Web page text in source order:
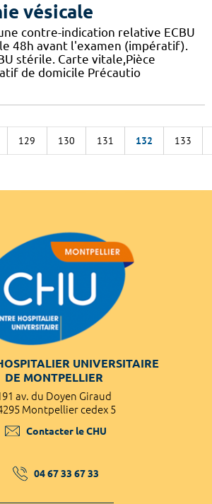
vésicale
contre-indication relative ECBU
48h avant l'examen (impératif).
stérile. Carte vitale,Pièce
de domicile Précautio
129 130 131 132 133
UNIVERSITAIRE
DE MONTPELLIER
av. du Doyen Giraud
Montpellier cedex 5
Contacter le CHU
04 67 33 67 33